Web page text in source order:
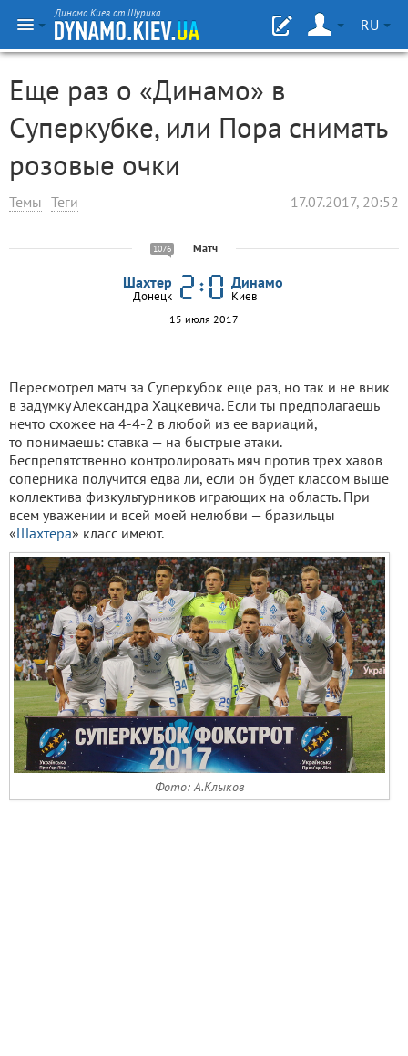
Динамо Киев от Шурика
RU
Еще раз о «Динамо» в
Суперкубке, или Пора снимать
розовые очки
Темы Теги 17.07.2017, 20:52
1076 Матч
Шахтер
Донецк
Динамо
Киев
15 июля 2017
Пересмотрел матч за Суперкубок еще раз, но так и не вник
в задумку Александра Хацкевича. Если ты предполагаешь
нечто схожее на 4-4-2 в любой из ее вариаций,
то понимаешь: ставка — на быстрые атаки.
Беспрепятственно контролировать мяч против трех хавов
соперника получится едва ли, если он будет классом выше
коллектива физкультурников играющих на область. При
всем уважении и всей моей нелюбви — бразильцы
«Шахтера» класс имеют.
Фото: А.Клыков